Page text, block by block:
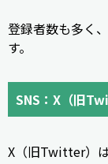
登録者数も多く
す。
SNS：X（旧
X（旧Twitter）